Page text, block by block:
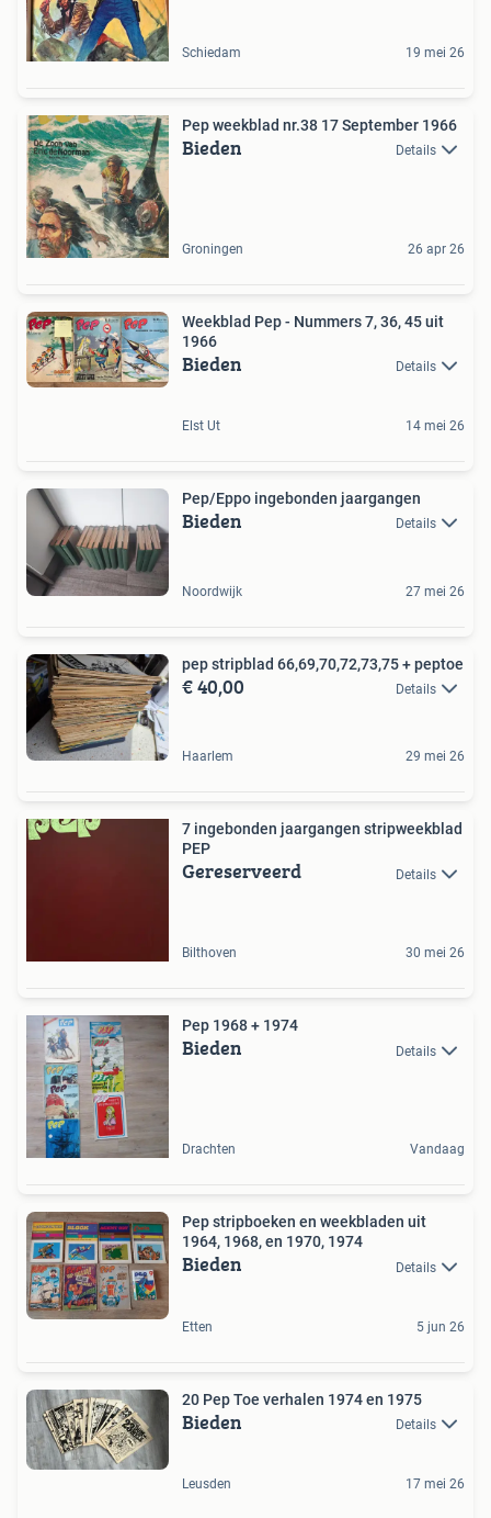
Schiedam 19 mei 26
Pep weekblad nr.38 17 September 1966
Bieden Details
Groningen 26 apr 26
Weekblad Pep - Nummers 7, 36, 45 uit
1966
Bieden Details
Elst Ut 14 mei 26
Pep/Eppo ingebonden jaargangen
Bieden Details
Noordwijk 27 mei 26
pep stripblad 66,69,70,72,73,75 + peptoe
€ 40,00 Details
Haarlem 29 mei 26
7 ingebonden jaargangen stripweekblad
PEP
Gereserveerd Details
Bilthoven 30 mei 26
Pep 1968 + 1974
Bieden Details
Drachten Vandaag
Pep stripboeken en weekbladen uit
1964, 1968, en 1970, 1974
Bieden Details
Etten 5 jun 26
20 Pep Toe verhalen 1974 en 1975
Bieden Details
Leusden 17 mei 26